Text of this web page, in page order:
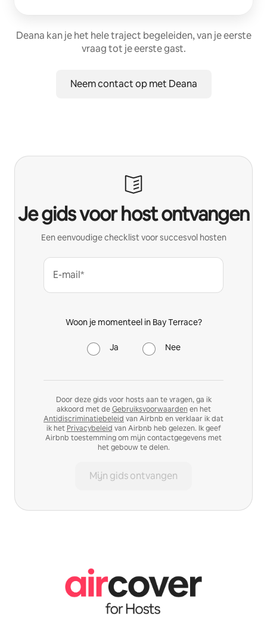
Deana kan je het hele traject begeleiden, van je eerste
vraag tot je eerste gast.
Neem contact op met Deana
Je gids voor host ontvangen
Een eenvoudige checklist voor succesvol hosten
E-mail*
Woon je momenteel in Bay Terrace?
Ja Nee
Door deze gids voor hosts aan te vragen, ga ik
akkoord met deGebruiksvoorwaarden en het
Antidiscriminatiebeleid van Airbnb en verklaar ik dat
ik het Privacybeleid van Airbnb heb gelezen. Ik geef
Airbnb toestemming om mijn contactgegevens met
het gebouw te delen.
Mijn gids ontvangen